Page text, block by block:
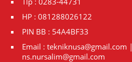
HP : 081288026122
PIN BB : 54A4BF33
Email : tekniknusa@gmail.com |
ns.nursalim@gmail.com